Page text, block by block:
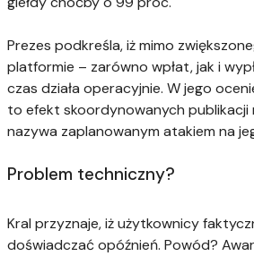
Prezes podkreśla, iż mimo
platformie – zarówno wpłat, jak i
czas działa operacyjnie. W jego
to efekt skoordynowanych publikacji
nazywa zaplanowanym atakiem na
Problem techniczny?
Kral przyznaje, iż użytkownicy
doświadczać opóźnień. Powód?